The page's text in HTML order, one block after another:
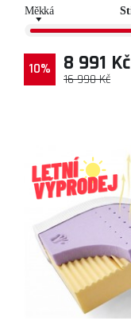
10%
16 990 Kč
8 991 Kč